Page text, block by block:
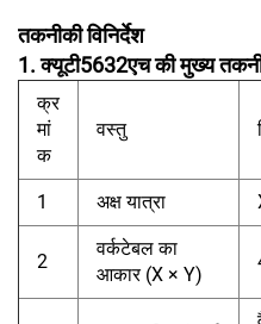
तकनीकी विनिर्देश
1. क्यूटी5632एच की मुख्य
क्र
मां
क
वस्तु
1 अक्ष यात्रा
2
वर्कटेबल का
आकार (X × Y)